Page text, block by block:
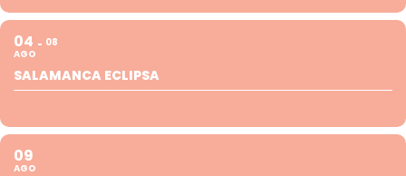
04
AGO
08
SALAMANCA ECLIPSA
09
AGO